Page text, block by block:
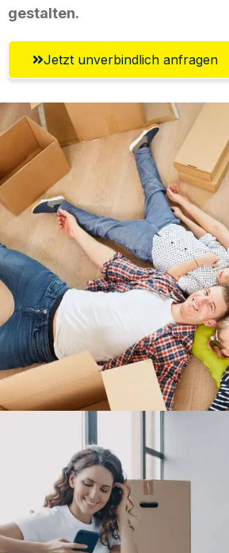
gestalten.
Jetzt unverbindlich anfragen